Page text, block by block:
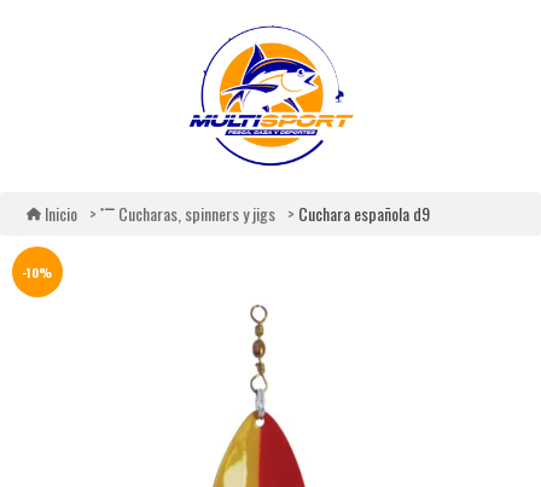
Inicio Cucharas, spinners y jigs Cuchara española d9
-10%